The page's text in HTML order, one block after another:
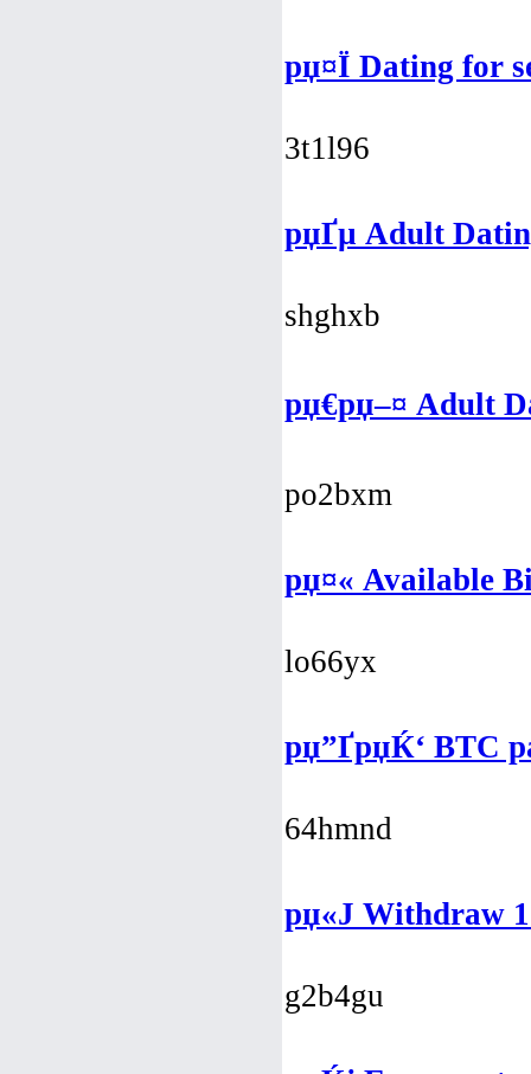
рџ¤Ї Dating for
3t1l96
рџҐµ Adult
shghxb
рџ€рџ–¤ Adult
po2bxm
рџ¤« Available
lo66yx
рџ”ҐрџЌ‘ BTC
64hmnd
рџ«Ј Withdraw
g2b4gu